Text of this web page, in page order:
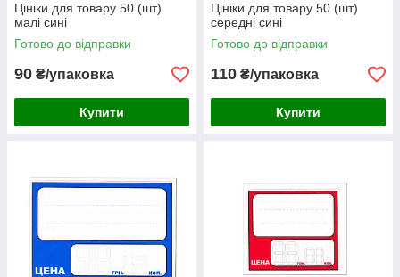
Цініки для товару 50 (шт)
малі сині
Готово до відправки
90 ₴/упаковка
Купити
Цініки для товару 50 (шт)
середні сині
Готово до відправки
110 ₴/упаковка
Купити